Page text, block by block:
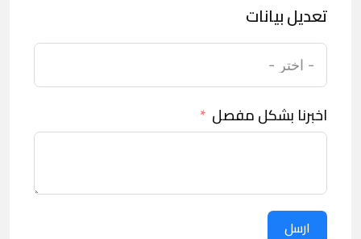
تعديل بيانات
اخبرنا بشكل مفصل
ارسل